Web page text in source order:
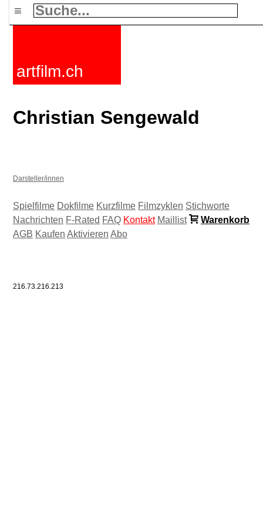
≡
artfilm.ch
Christian Sengewald
Darsteller/innen
Spielfilme Dokfilme Kurzfilme Filmzyklen Stichworte
Nachrichten F-Rated FAQ Kontakt Maillist
Warenkorb
AGB Kaufen Aktivieren Abo
216.73.216.213